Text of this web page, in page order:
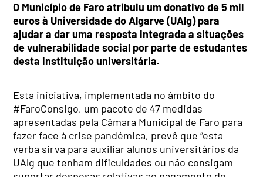
O Município de Faro atribuiu um donativo de 5 mil
euros à Universidade do Algarve (UAlg) para
ajudar a dar uma resposta integrada a situações
de vulnerabilidade social por parte de estudantes
desta instituição universitária.
Esta iniciativa, implementada no âmbito do
#FaroConsigo, um pacote de 47 medidas
apresentadas pela Câmara Municipal de Faro para
fazer face à crise pandémica, prevê que “esta
verba sirva para auxiliar alunos universitários da
UAlg que tenham dificuldades ou não consigam